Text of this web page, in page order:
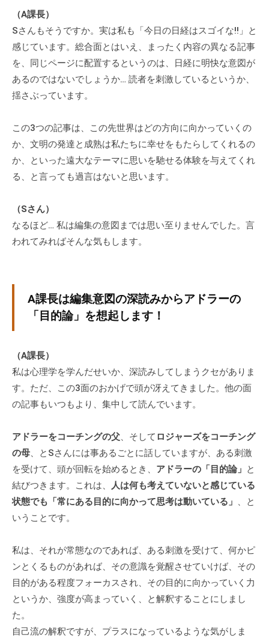
て
方
、
コ
ー
ン
グ
を
社
に
導
し
の
方
な
ど
チ
ン
グ
に
関
る
こ
と
は
お
気
（A課長）
Sさんもそうですか。実は私も「今日の日経はスゴイな‼」と
感じています。総合面とはいえ、まったく内容の異なる記事
を、同じページに配置するというのは、日経に明快な意図が
あるのではないでしょうか… 読者を刺激しているというか、
揺さぶっています。
この3つの記事は、この先世界はどの方向に向かっていくの
か、文明の発達と成熟は私たちに幸せをもたらしてくれるの
か、といった遠大なテーマに思いを馳せる体験を与えてくれ
る、と言っても過言はないと思います。
（Sさん）
なるほど… 私は編集の意図までは思い至りませんでした。言
われてみればそんな気もします。
A課長は編集意図の深読みからアドラーの
「目的論」を想起します！
（A課長）
私は心理学を学んだせいか、深読みしてしまうクセがありま
す。ただ、この3面のおかげで頭が冴えてきました。他の面
の記事もいつもより、集中して読んでいます。
アドラーをコーチングの父、そして ロジャーズをコーチング
の母、とSさんには事あるごとに話していますが、ある刺激
を受けて、頭が回転を始めるとき、 アドラーの「目的論」 と
結びつきます。これは、
人は何も考えていないと感じている
状態でも「常にある目的に向かって思考は動いている」 、と
いうことです。
私は、それが常態なのであれば、ある刺激を受けて、何かピ
ンとくるものがあれば、その意識を覚醒させていけば、その
目的がある程度フォーカスされ、その目的に向かっていく力
というか、強度が高まっていく、と解釈することにしまし
た。
自己流の解釈ですが、プラスになっているような気がしま